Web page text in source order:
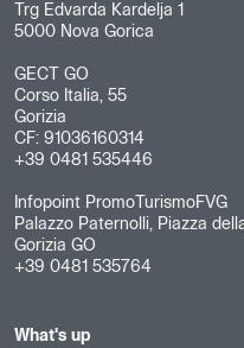
Trg Edvarda Kardelja 1
5000 Nova Gorica
GECT GO
Corso Italia, 55
Gorizia
CF: 91036160314
+39 0481 535446
Infopoint PromoTurismoFVG
Palazzo Paternolli, Piazza
Gorizia GO
+39 0481 535764
What's up